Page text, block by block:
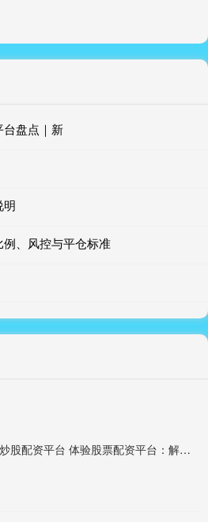
盘点｜新
明
、风控与平仓标准
配资炒股配资平台 体验股票配资平台：解锁财富新境界